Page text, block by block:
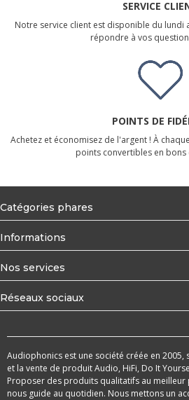
SERVICE
Notre service client est disponible du lundi
répondre à vos
POINTS DE
Achetez et économisez de l'argent ! À
points convertibles en bons
Catégories phares
Informations
Nos services
Réseaux sociaux
Audiophonics est une société créée en
et la vente de produit Audio, HiFi, Do It
Proposer des produits qualitatifs au
nous guide au quotidien. Nous mettons un